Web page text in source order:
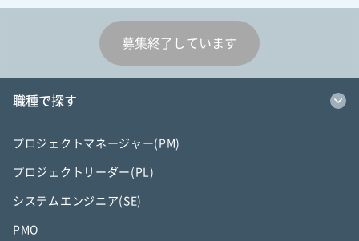
募集終了しています
職種で探す
プロジェクトマネージャー(PM)
プロジェクトリーダー(PL)
システムエンジニア(SE)
PMO